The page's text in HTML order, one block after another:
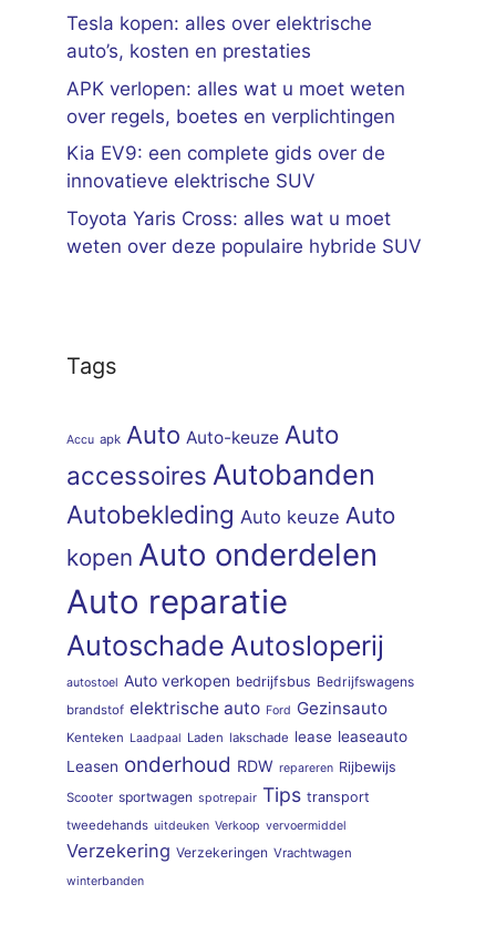
Tesla kopen: alles over elektrische
auto’s, kosten en prestaties
APK verlopen: alles wat u moet weten
over regels, boetes en verplichtingen
Kia EV9: een complete gids over de
innovatieve elektrische SUV
Toyota Yaris Cross: alles wat u moet
weten over deze populaire hybride SUV
Tags
Accu apk Auto Auto-keuze Auto
accessoires Autobanden
Autobekleding Auto keuze Auto
kopen Auto onderdelen
Auto reparatie
Autoschade Autosloperij
autostoel Auto verkopen bedrijfsbus Bedrijfswagens
brandstof elektrische auto Ford Gezinsauto
Kenteken Laadpaal Laden lakschade lease leaseauto
Leasen onderhoud RDW repareren Rijbewijs
Scooter sportwagen spotrepair Tips transport
tweedehands uitdeuken Verkoop vervoermiddel
Verzekering Verzekeringen Vrachtwagen
winterbanden